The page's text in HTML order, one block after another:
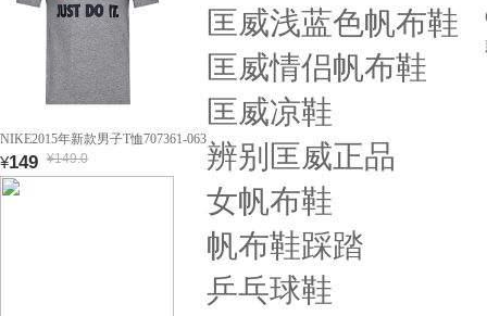
NIKE2015年新款男子T恤707361-063
¥149 ¥149.0
匡威浅蓝色帆布鞋
匡威情侣帆布鞋
匡威凉鞋
辨别匡威正品
女帆布鞋
帆布鞋踩踏
乒乓球鞋